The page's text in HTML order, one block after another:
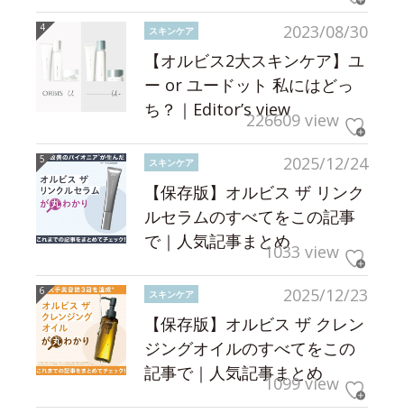
2023/08/30
スキンケア
【オルビス2大スキンケア】ユ
ー or ユードット 私にはどっ
ち？｜Editor’s view226609 view
2025/12/24
スキンケア
【保存版】オルビス ザ リンク
ルセラムのすべてをこの記事
で｜人気記事まとめ1033 view
2025/12/23
スキンケア
【保存版】オルビス ザ クレン
ジングオイルのすべてをこの
記事で｜人気記事まとめ
1099 view